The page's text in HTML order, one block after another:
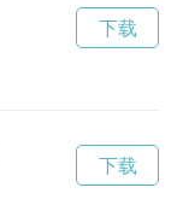
下载
下载